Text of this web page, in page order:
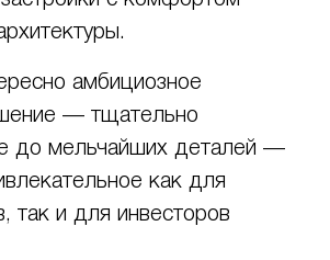
амбициозное
— тщательно
до мельчайших деталей —
как для
так и для инвесторов